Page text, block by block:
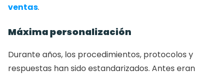
ventas.
Máxima personalización
Durante años, los procedimientos, protocolos y
respuestas han sido estandarizados. Antes eran